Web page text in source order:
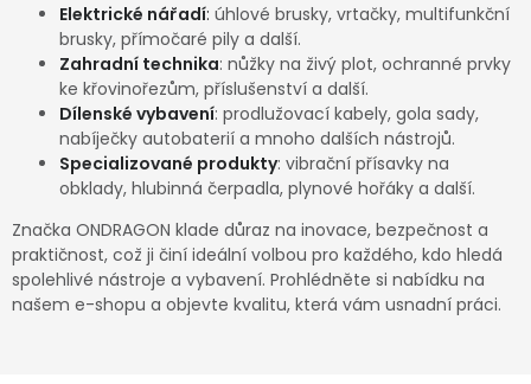
Vánoce
Ochranné pomůcky
Fotovoltaika
Značky
Elektrické nářadí: úhlové brusky, vrtačky, multifunkční
brusky, přímočaré pily a další.
Zahradní technika: nůžky na živý plot, ochranné prvky
ke křovinořezům, příslušenství a další.
Dílenské vybavení: prodlužovací kabely, gola sady,
nabíječky autobaterií a mnoho dalších nástrojů.
Specializované produkty: vibrační přísavky na
obklady, hlubinná čerpadla, plynové hořáky a další.
Značka ONDRAGON klade důraz na inovace, bezpečnost a
praktičnost, což ji činí ideální volbou pro každého, kdo hledá
spolehlivé nástroje a vybavení. Prohlédněte si nabídku na
našem e-shopu a objevte kvalitu, která vám usnadní práci.